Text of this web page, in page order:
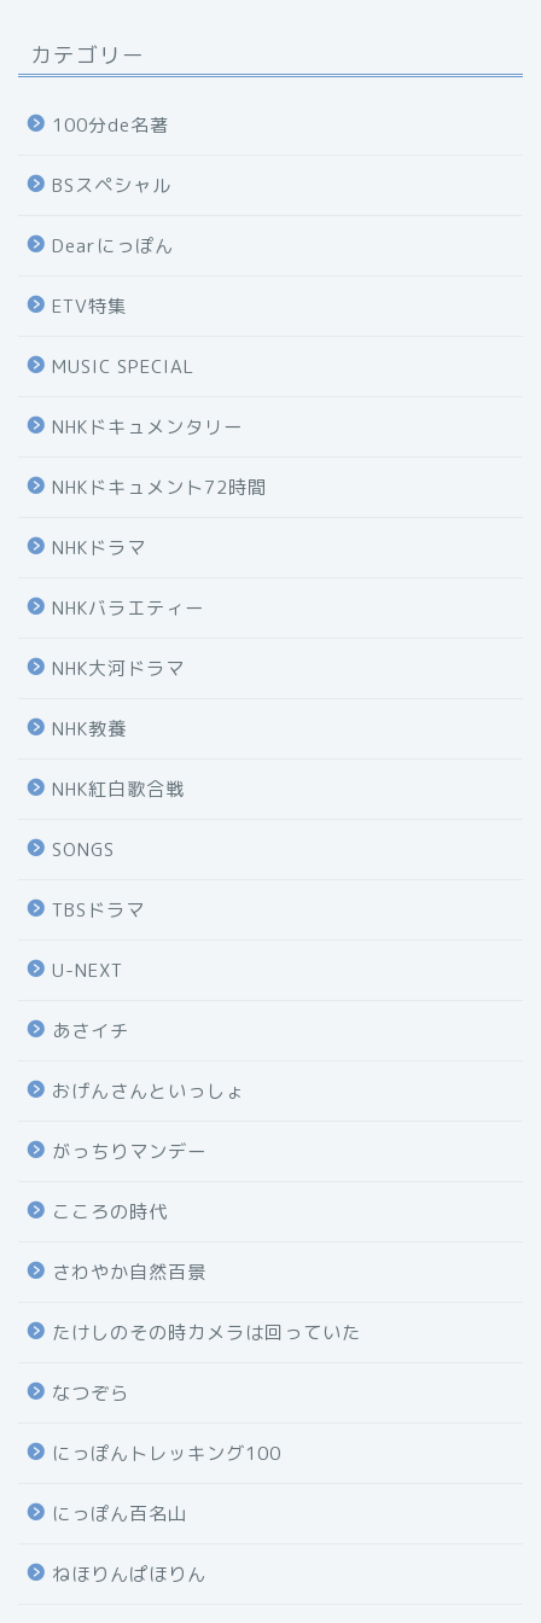
カテゴリー
100分de名著
BSスペシャル
Dearにっぽん
ETV特集
MUSIC SPECIAL
NHKドキュメンタリー
NHKドキュメント72時間
NHKドラマ
NHKバラエティー
NHK大河ドラマ
NHK教養
NHK紅白歌合戦
SONGS
TBSドラマ
U-NEXT
あさイチ
おげんさんといっしょ
がっちりマンデー
こころの時代
さわやか自然百景
たけしのその時カメラは回っていた
なつぞら
にっぽんトレッキング100
にっぽん百名山
ねほりんぱほりん